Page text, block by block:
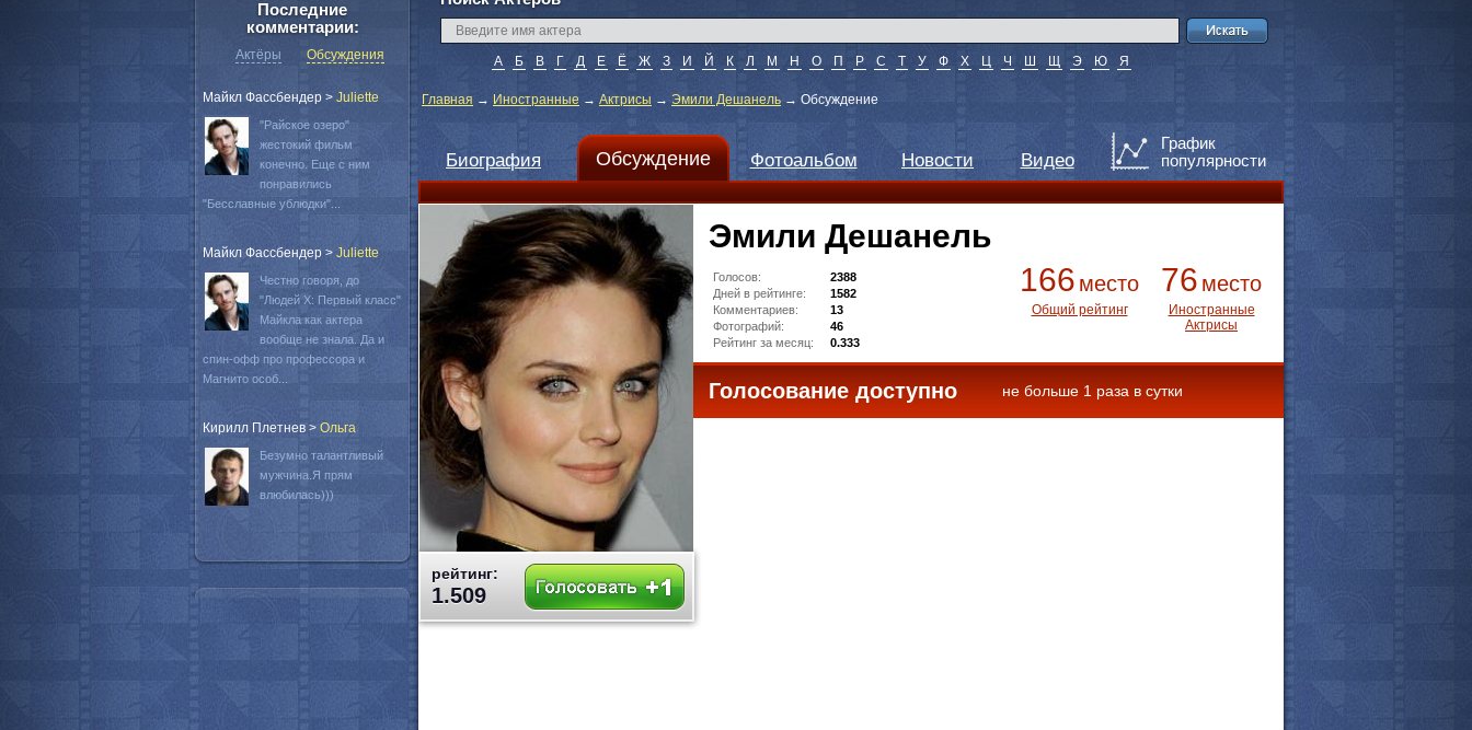
А Б В Г Д Е Ё Ж З И Й К Л М Н О П Р С Т У Ф Х Ц Ч Ш Щ Э Ю Я
Главная → Иностранные → Актрисы → Эмили Дешанель → Обсуждение
Биография Обсуждение Фотоальбом Новости Видео
График
популярности
рейтинг:
1.509
Эмили Дешанель
166 место
Общий рейтинг
76 место
Иностранные
Актрисы
Голосов:
2388
Дней в рейтинге:
1582
Комментариев:
13
Фотографий:
46
Рейтинг за месяц:
0.333
Голосование доступно не больше 1 раза в сутки
Последние
комментарии:
Актёры Обсуждения
Майкл Фассбендер > Juliette
"Райское озеро"
жестокий фильм
конечно. Еще с ним
понравились
"Бесславные ублюдки"...
Майкл Фассбендер > Juliette
Честно говоря, до
"Людей Х: Первый класс"
Майкла как актера
вообще не знала. Да и
спин-офф про профессора и
Магнито особ...
Кирилл Плетнев > Oльга
Безумно талантливый
мужчина.Я прям
влюбилась)))